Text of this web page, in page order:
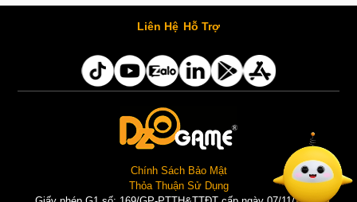
Những cô nàng nóng bỏng Boa Hancock, Nico Robin, Nami, Yamato hay Perona được AI vẽ lại dưới hình thức Cosplay cực kỳ chuẩn chỉnh.
Liên Hệ Hỗ Trợ
Chính Sách Bảo Mật
Thỏa Thuận Sử Dụng